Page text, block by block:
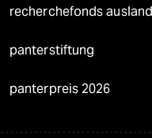
recherchefonds ausland
panterstiftung
panterpreis 2026